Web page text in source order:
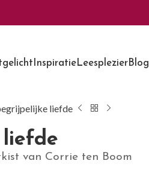
InspiratieLeesplezierBlog
liefde
van Corrie ten Boom